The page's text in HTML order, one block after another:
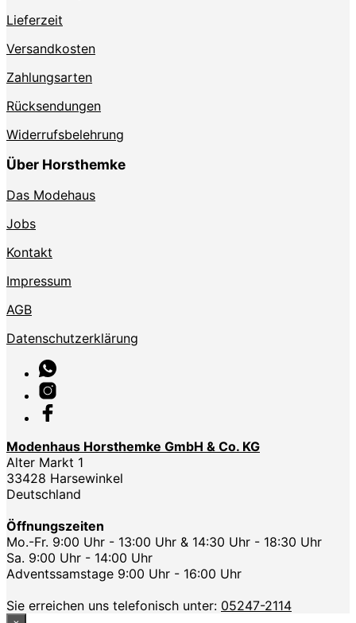
Lieferzeit
Versandkosten
Zahlungsarten
Rücksendungen
Widerrufsbelehrung
Über Horsthemke
Das Modehaus
Jobs
Kontakt
Impressum
AGB
Datenschutzerklärung
Modenhaus Horsthemke GmbH & Co. KG
Alter Markt 1
33428 Harsewinkel
Deutschland
Öffnungszeiten
Mo.-Fr. 9:00 Uhr - 13:00 Uhr & 14:30 Uhr - 18:30 Uhr
Sa. 9:00 Uhr - 14:00 Uhr
Adventssamstage 9:00 Uhr - 16:00 Uhr
Sie erreichen uns telefonisch unter: 05247-2114